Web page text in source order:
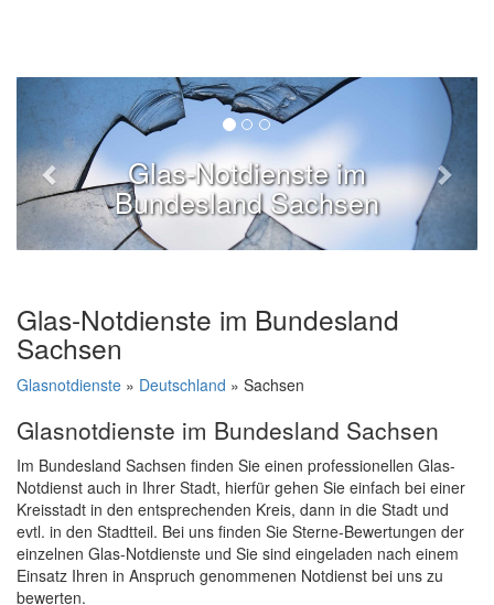
Glas-Notdienste im
Bundesland Sachsen
Glas-Notdienste im Bundesland
Sachsen
Glasnotdienste » Deutschland » Sachsen
Glasnotdienste im Bundesland Sachsen
Im Bundesland Sachsen finden Sie einen professionellen Glas-
Notdienst auch in Ihrer Stadt, hierfür gehen Sie einfach bei einer
Kreisstadt in den entsprechenden Kreis, dann in die Stadt und
evtl. in den Stadtteil. Bei uns finden Sie Sterne-Bewertungen der
einzelnen Glas-Notdienste und Sie sind eingeladen nach einem
Einsatz Ihren in Anspruch genommenen Notdienst bei uns zu
bewerten.